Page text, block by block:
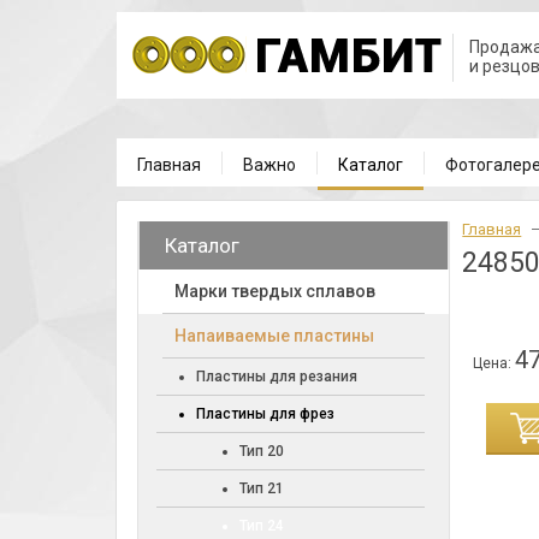
и
Главная Важно Каталог
Каталог
Марки твердых сплавов
Напаиваемые пластины
Пластины для резания
Пластины для фрез
Тип 20
Тип 21
Главная
Цена: